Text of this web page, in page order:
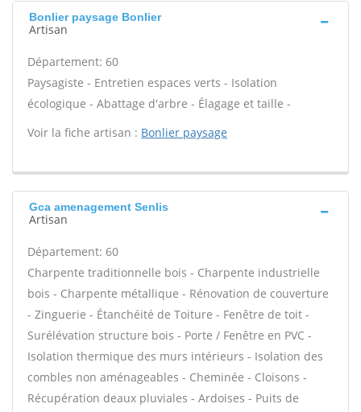
Bonlier paysage Bonlier
Artisan
Département: 60
Paysagiste - Entretien espaces verts - Isolation
écologique - Abattage d'arbre - Élagage et taille -
Voir la fiche artisan : Bonlier paysage
Gca amenagement Senlis
Artisan
Département: 60
Charpente traditionnelle bois - Charpente industrielle
bois - Charpente métallique - Rénovation de couverture
- Zinguerie - Étanchéité de Toiture - Fenêtre de toit -
Surélévation structure bois - Porte / Fenêtre en PVC -
Isolation thermique des murs intérieurs - Isolation des
combles non aménageables - Cheminée - Cloisons -
Récupération deaux pluviales - Ardoises - Puits de